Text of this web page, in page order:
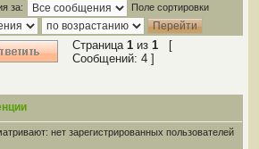
за: Поле сортировки
Страница 1 из 1 [
Сообщений: 4 ]
нет зарегистрированных пользователей